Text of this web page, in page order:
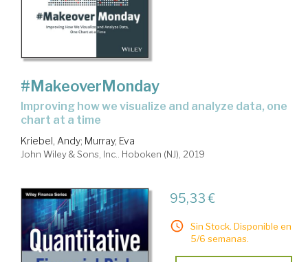
#MakeoverMonday
improving how we visualize and analyze data, one
chart at a time
Kriebel, Andy; Murray, Eva
John Wiley & Sons, Inc.. Hoboken (NJ), 2019
95,33 €
Sin Stock. Disponible en
5/6 semanas.